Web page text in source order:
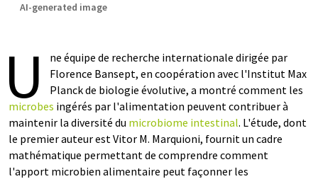
AI-generated image
U
ne équipe de recherche internationale dirigée par
Florence Bansept, en coopération avec l'Institut Max
Planck de biologie évolutive, a montré comment les
microbes ingérés par l'alimentation peuvent contribuer à
maintenir la diversité du microbiome intestinal. L'étude, dont
le premier auteur est Vitor M. Marquioni, fournit un cadre
mathématique permettant de comprendre comment
l'apport microbien alimentaire peut façonner les